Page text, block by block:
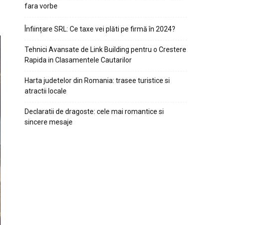
fara vorbe
Înființare SRL: Ce taxe vei plăti pe firmă în 2024?
Tehnici Avansate de Link Building pentru o Crestere
Rapida in Clasamentele Cautarilor
Harta judetelor din Romania: trasee turistice si
atractii locale
Declaratii de dragoste: cele mai romantice si
sincere mesaje